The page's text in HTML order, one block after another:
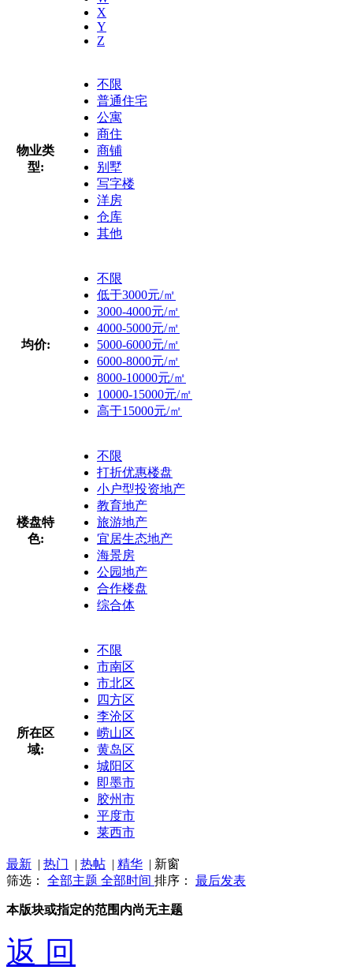
X
Y
Z
物业类
型:
不限
普通住宅
公寓
商住
商铺
别墅
写字楼
洋房
仓库
其他
均价:
不限
低于3000元/㎡
3000-4000元/㎡
4000-5000元/㎡
5000-6000元/㎡
6000-8000元/㎡
8000-10000元/㎡
10000-15000元/㎡
高于15000元/㎡
楼盘特
色:
不限
打折优惠楼盘
小户型投资地产
教育地产
旅游地产
宜居生态地产
海景房
公园地产
合作楼盘
综合体
所在区
域:
不限
市南区
市北区
四方区
李沧区
崂山区
黄岛区
城阳区
即墨市
胶州市
平度市
莱西市
最新 | 热门 | 热帖 | 精华 | 新窗
筛选： 全部主题 全部时间 排序： 最后发表
本版块或指定的范围内尚无主题
返 回